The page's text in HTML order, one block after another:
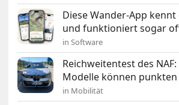
Diese Wander-App
und funktioniert sogar
in Software
Reichweitentest des
Modelle können punkten
in Mobilität